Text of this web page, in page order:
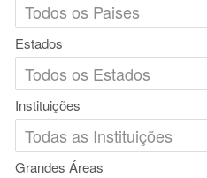
Estados
Instituições
Grandes Áreas